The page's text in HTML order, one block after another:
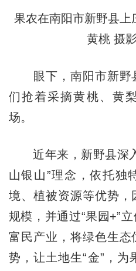
果农在南阳市新野县
黄桃 摄
眼下，南阳市新野
们抢着采摘黄桃、黄
场。
近年来，新野县深入
山银山”理念，依托独
境、植被资源等优势
规模，并通过“果园+”
富民产业，将绿色生
势，让土地生“金”，为